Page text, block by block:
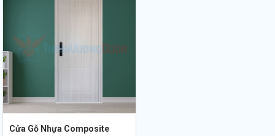
Cửa Gỗ Nhựa Composite